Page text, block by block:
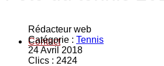
Contact
Rédacteur web
Catégorie : Tennis
24 Avril 2018
Clics : 2424